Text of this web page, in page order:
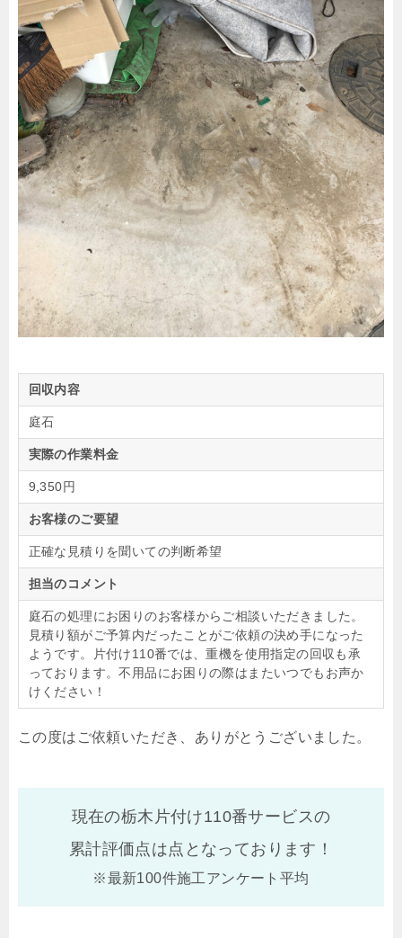
回収内容
庭石
実際の作業料金
9,350円
お客様のご要望
正確な見積りを聞いての判断希望
担当のコメント
庭石の処理にお困りのお客様からご相談いただきました。
見積り額がご予算内だったことがご依頼の決め手になった
ようです。片付け110番では、重機を使用指定の回収も承
っております。不用品にお困りの際はまたいつでもお声か
けください！
この度はご依頼いただき、ありがとうございました。
現在の栃木片付け110番サービスの
累計評価点は点となっております！
※最新100件施工アンケート平均